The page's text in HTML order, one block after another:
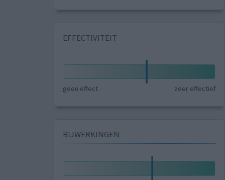
EFFECTIVITEIT
geen effect zeer effectief
BIJWERKINGEN